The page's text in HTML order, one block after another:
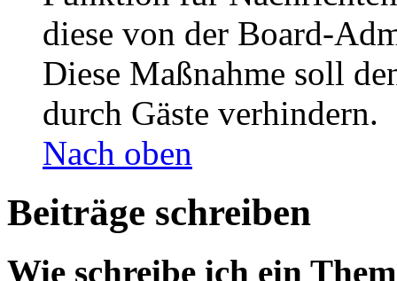
diese von der Board-
Diese Maßnahme soll
durch Gäste verhindern.
Nach oben
Beiträge schreiben
Wie schreibe ich ein